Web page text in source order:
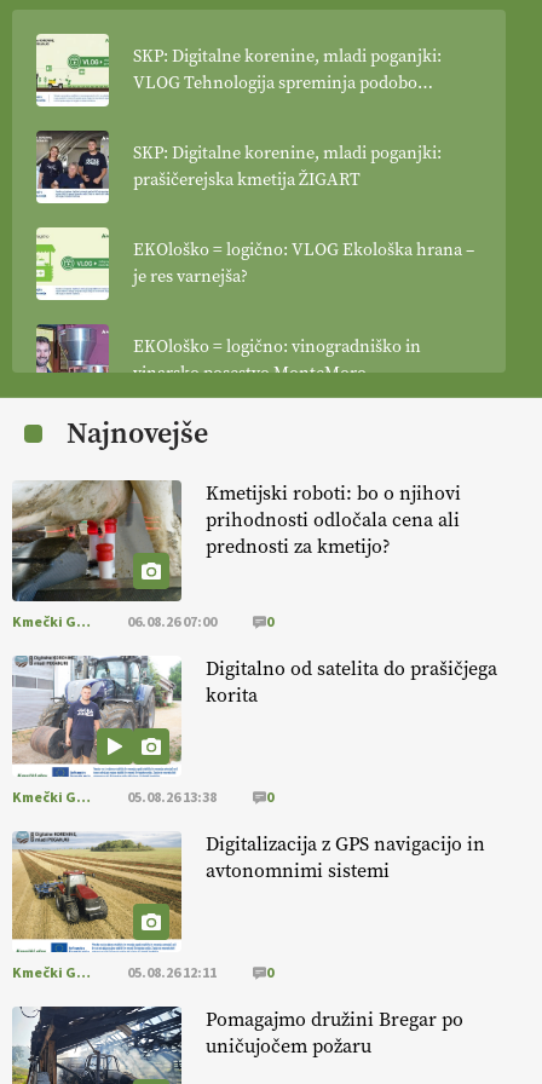
SKP: Digitalne korenine, mladi poganjki:
VLOG Tehnologija spreminja podobo
SKP: Digitalne korenine, mladi poganjki:
prašičerejska kmetija ŽIGART
EKOloško = logično: VLOG Ekološka hrana –
je res varnejša?
EKOloško = logično: vinogradniško in
vinarsko posestvo MonteMoro
EKOloško = logično: ekološka kmetija
EKOloško = logično: ekološka kmetija
HOMAR
EKOloško = logično: VLOG Ekološko
kmetijstvo brez škropljenja?
EKOloško = logično: ekološka kmetija
ALTENBAHER
EKOloško = logično: ekološko oljarstvo
MORGAN
EKOloško = logično: ekološka kmetija
FREŠER
KMETIJSKA LIGA PRVAKOV: POMLADITEV
KMETIJSKE EKIPE
Najnovejše
Kmetijski roboti: bo o njihovi
prihodnosti odločala cena ali
prednosti za kmetijo?
Kmečki Glas 06.08.26 07:00 0
Digitalno od satelita do prašičjega
korita
Kmečki Glas 05.08.26 13:38 0
Digitalizacija z GPS navigacijo in
avtonomnimi sistemi
Kmečki Glas 05.08.26 12:11 0
Pomagajmo družini Bregar po
uničujočem požaru